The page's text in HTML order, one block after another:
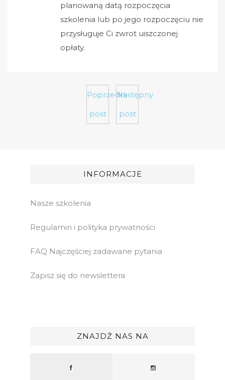
planowaną datą rozpoczęcia
szkolenia lub po jego rozpoczęciu nie
przysługuje Ci zwrot uiszczonej
opłaty.
Poprzedni
post
Następny
post
INFORMACJE
Nasze szkolenia
Regulamin i polityka prywatności
FAQ Najczęściej zadawane pytania
Zapisz się do newslettera
ZNAJDŹ NAS NA